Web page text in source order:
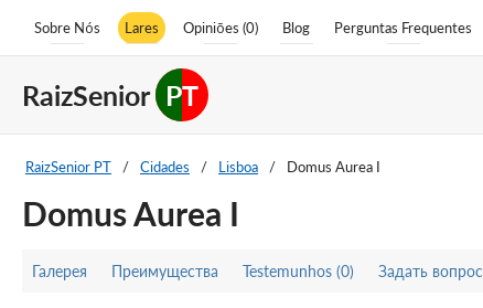
Sobre Nós Lares Opiniões (0) Blog Perguntas Frequentes
RaizSenior PT
RaizSenior PT / Cidades / Lisboa / Domus Aurea I
Domus Aurea I
Галерея Преимущества Testemunhos (0) Задать вопрос